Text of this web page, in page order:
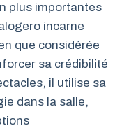
plus importantes
incarne
que considérée
sa crédibilité
il utilise sa
dans la salle,